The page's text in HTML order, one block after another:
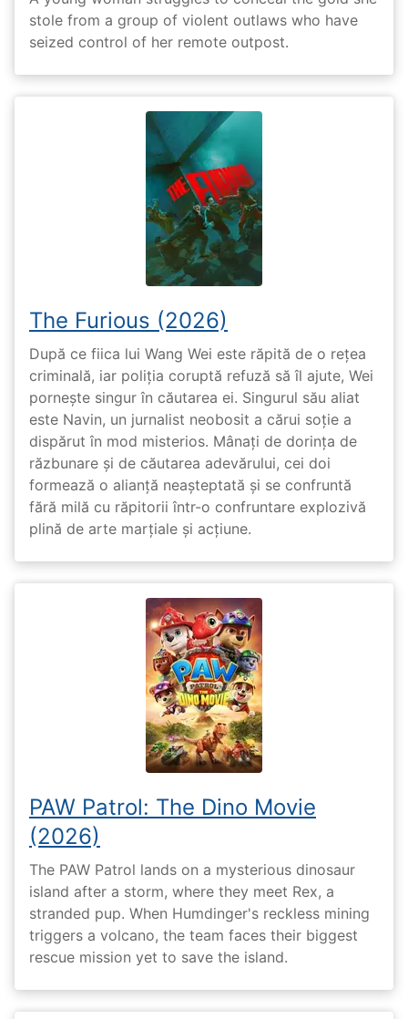
stole from a group of violent outlaws who have
seized control of her remote outpost.
The Furious (2026)
După ce fiica lui Wang Wei este răpită de o rețea
criminală, iar poliția coruptă refuză să îl ajute, Wei
pornește singur în căutarea ei. Singurul său aliat
este Navin, un jurnalist neobosit a cărui soție a
dispărut în mod misterios. Mânați de dorința de
răzbunare și de căutarea adevărului, cei doi
formează o alianță neașteptată și se confruntă
fără milă cu răpitorii într-o confruntare explozivă
plină de arte marțiale și acțiune.
PAW Patrol: The Dino Movie
(2026)
The PAW Patrol lands on a mysterious dinosaur
island after a storm, where they meet Rex, a
stranded pup. When Humdinger's reckless mining
triggers a volcano, the team faces their biggest
rescue mission yet to save the island.